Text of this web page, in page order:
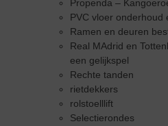
Propenda –
PVC vloer onderhoud
Ramen en deuren
Real MAdrid en
een gelijkspel
Rechte tanden
rietdekkers
rolstoelllift
Selectierondes